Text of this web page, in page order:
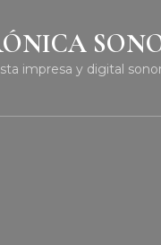
impresa y digital